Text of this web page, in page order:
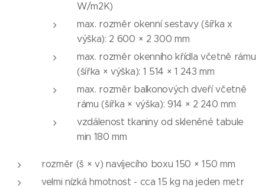
W/m2K)
max. rozměr okenní sestavy (šířka x
výška): 2 600 × 2 300 mm
max. rozměr okenního křídla včetně rámu
(šířka × výška): 1 514 × 1 243 mm
max. rozměr balkonových dveří včetně
rámu (šířka × výška): 914 × 2 240 mm
vzdálenost tkaniny od skleněné tabule
min 180 mm
rozměr (š × v) navíjecího boxu 150 × 150 mm
velmi nízká hmotnost - cca 15 kg na jeden metr